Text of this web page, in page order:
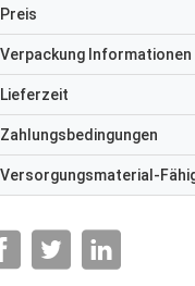
Preis
Verpackung Informationen
Lieferzeit
Zahlungsbedingungen
Versorgungsmaterial-